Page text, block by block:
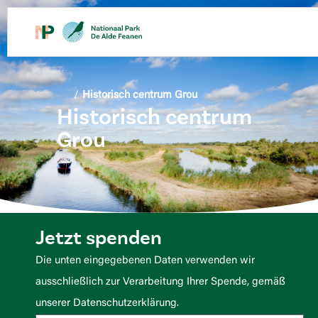
springen
/ Historisch centrum Grou
Historisch centrum
Grou
Jetzt spenden
Die unten eingegebenen Daten verwenden wir
ausschließlich zur Verarbeitung Ihrer Spende, gemäß
unserer Datenschutzerklärung.